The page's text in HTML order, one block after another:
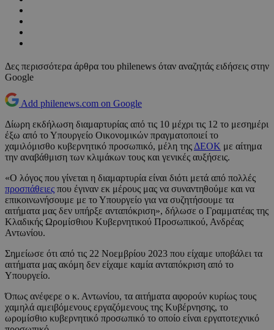
Δες περισσότερα άρθρα του philenews όταν αναζητάς ειδήσεις στην
Google
Add philenews.com on Google
Δίωρη εκδήλωση διαμαρτυρίας από τις 10 μέχρι τις 12 το μεσημέρι
έξω από το Υπουργείο Οικονομικών πραγματοποιεί το
χαμιλόμισθο κυβερνητικό προσωπικό, μέλη της ΔΕΟΚ με αίτημα
την αναβάθμιση των κλιμάκων τους και γενικές αυξήσεις.
«Ο λόγος που γίνεται η διαμαρτυρία είναι διότι μετά από πολλές
προσπάθειες που έγιναν εκ μέρους μας να συναντηθούμε και να
επικοινωνήσουμε με το Υπουργείο για να συζητήσουμε τα
αιτήματα μας δεν υπήρξε ανταπόκριση», δήλωσε ο Γραμματέας της
Κλαδικής Ωρομίσθιου Κυβερνητικού Προσωπικού, Ανδρέας
Αντωνίου.
Σημείωσε ότι από τις 22 Νοεμβρίου 2023 που είχαμε υποβάλει τα
αιτήματα μας ακόμη δεν είχαμε καμία ανταπόκριση από το
Υπουργείο.
Όπως ανέφερε ο κ. Αντωνίου, τα αιτήματα αφορούν κυρίως τους
χαμηλά αμειβόμενους εργαζόμενους της Κυβέρνησης, το
ωρομίσθιο κυβερνητικό προσωπικό το οποίο είναι εργατοτεχνικό